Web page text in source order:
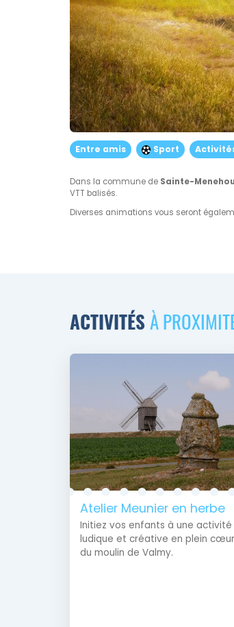
Entre amis Sport
Dans la commune de Sainte-
VTT balisés.
Diverses animations vous seront
ACTIVITÉSÀ
Atelier Meunier en herbe
Initiez vos enfants à une activité
ludique et créative en plein cœur
du moulin de Valmy.